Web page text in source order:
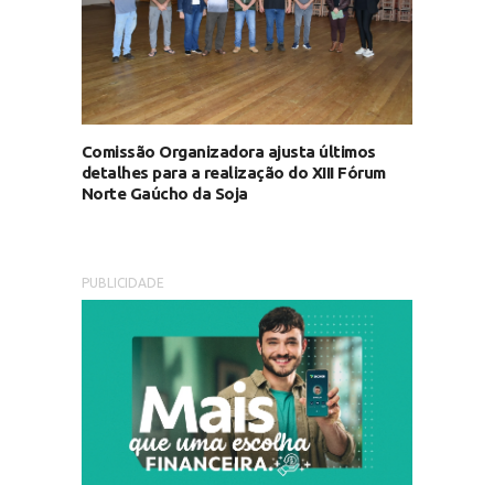
Comissão Organizadora ajusta últimos
detalhes para a realização do XIII Fórum
Norte Gaúcho da Soja
PUBLICIDADE